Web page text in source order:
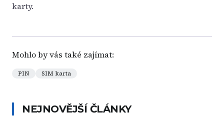
karty.
Mohlo by vás také zajímat:
PIN SIM karta
NEJNOVĚJŠÍ ČLÁNKY